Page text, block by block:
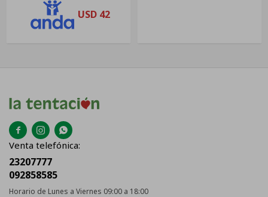
USD 42
  
Venta telefónica:
23207777
092858585
Horario de Lunes a Viernes 09:00 a 18:00